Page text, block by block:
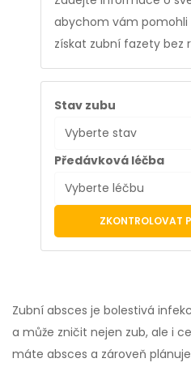
abychom vám pomohli
získat zubní fazety bez
Stav zubu
Předávková léčba
ZKONTROLOVAT
Zubní absces je bolestivá
a může zničit nejen zub, ale i
máte absces a zároveň